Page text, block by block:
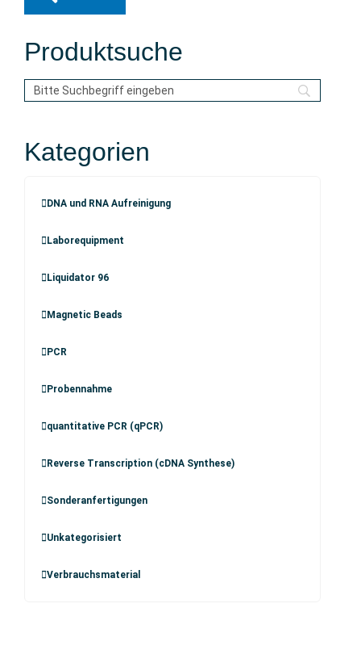
Produktsuche
Kategorien
DNA und RNA Aufreinigung
Laborequipment
Liquidator 96
Magnetic Beads
PCR
Probennahme
quantitative PCR (qPCR)
Reverse Transcription (cDNA Synthese)
Sonderanfertigungen
Unkategorisiert
Verbrauchsmaterial